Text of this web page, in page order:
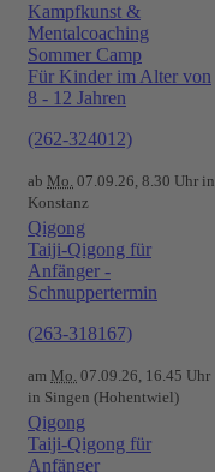
Kampfkunst &
Mentalcoaching
Sommer Camp
Für Kinder im Alter von
8 - 12 Jahren
(262-324012)
ab Mo. 07.09.26, 8.30 Uhr in
Konstanz
Qigong
Taiji-Qigong für
Anfänger -
Schnuppertermin
(263-318167)
am Mo. 07.09.26, 16.45 Uhr
in Singen (Hohentwiel)
Qigong
Taiji-Qigong für
Anfänger